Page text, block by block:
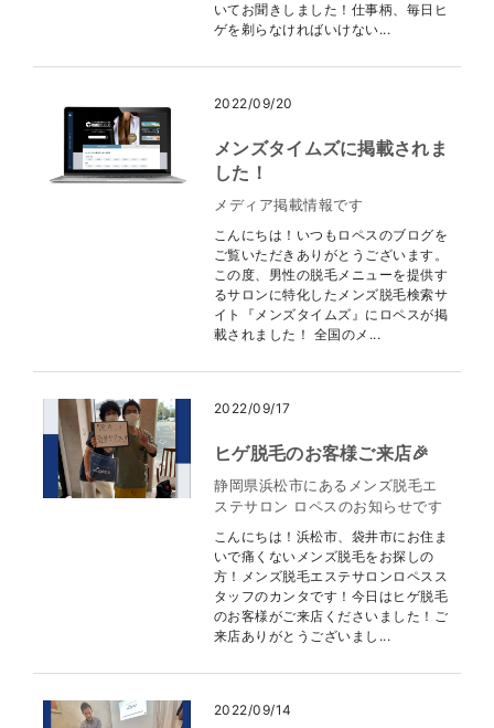
いてお聞きしました！仕事柄、毎日ヒ
ゲを剃らなければいけない...
2022/09/20
メンズタイムズに掲載されま
した！
メディア掲載情報です
こんにちは！いつもロペスのブログを
ご覧いただきありがとうございます。
この度、男性の脱毛メニューを提供す
るサロンに特化したメンズ脱毛検索サ
イト『メンズタイムズ』にロペスが掲
載されました！ 全国のメ...
2022/09/17
ヒゲ脱毛のお客様ご来店🎉
静岡県浜松市にあるメンズ脱毛エ
ステサロン ロペスのお知らせです
こんにちは！浜松市、袋井市にお住ま
いで痛くないメンズ脱毛をお探しの
方！メンズ脱毛エステサロンロペスス
タッフのカンタです！今日はヒゲ脱毛
のお客様がご来店くださいました！ご
来店ありがとうございまし...
2022/09/14